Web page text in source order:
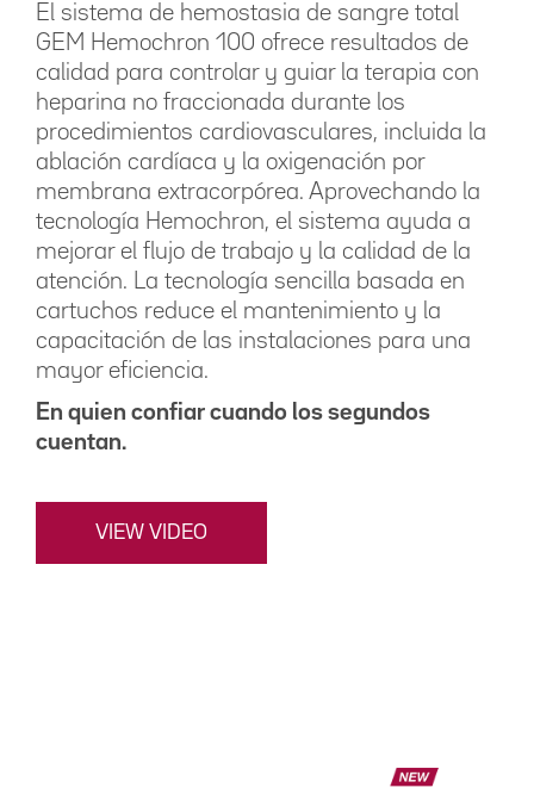
El sistema de hemostasia de sangre total
GEM Hemochron 100 ofrece resultados de
calidad para controlar y guiar la terapia con
heparina no fraccionada durante los
procedimientos cardiovasculares, incluida la
ablación cardíaca y la oxigenación por
membrana extracorpórea. Aprovechando la
tecnología Hemochron, el sistema ayuda a
mejorar el flujo de trabajo y la calidad de la
atención. La tecnología sencilla basada en
cartuchos reduce el mantenimiento y la
capacitación de las instalaciones para una
mayor eficiencia.
En quien confiar cuando los segundos
cuentan.
VIEW VIDEO